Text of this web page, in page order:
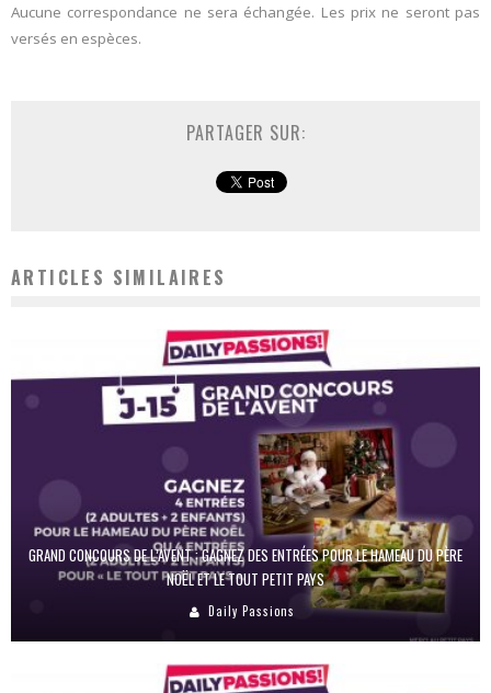
Aucune correspondance ne sera échangée. Les prix ne seront pas
versés en espèces.
PARTAGER SUR:
ARTICLES SIMILAIRES
GRAND CONCOURS DE L’AVENT : GAGNEZ DES ENTRÉES POUR LE HAMEAU DU PÈRE
NOËL ET LE TOUT PETIT PAYS
Daily Passions